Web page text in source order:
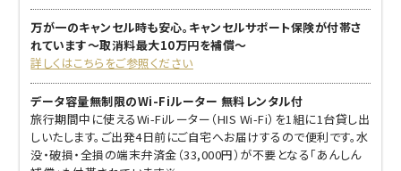
万が一のキャンセル時も安心。キャンセルサポート保険が付帯さ
れています～取消料最大10万円を補償～
詳しくはこちらをご参照ください
データ容量無制限のWi-Fiルーター 無料レンタル付
旅行期間中に使えるWi-Fiルーター（HIS Wi-Fi）を1組に1台貸し出
しいたします。ご出発4日前にご自宅へお届けするので便利です。水
没・破損・全損の端末弁済金（33,000円）が不要となる「あんしん